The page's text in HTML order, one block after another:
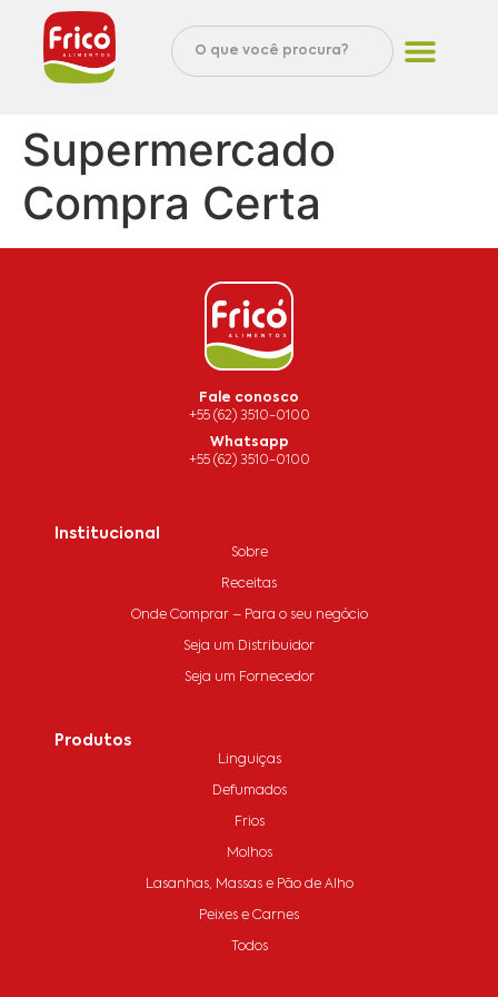
Supermercado
Compra Certa
Fale conosco
+55 (62) 3510-0100
Whatsapp
+55 (62) 3510-0100
Institucional
Sobre
Receitas
Onde Comprar – Para o seu negócio
Seja um Distribuidor
Seja um Fornecedor
Produtos
Linguiças
Defumados
Frios
Molhos
Lasanhas, Massas e Pão de Alho
Peixes e Carnes
Todos